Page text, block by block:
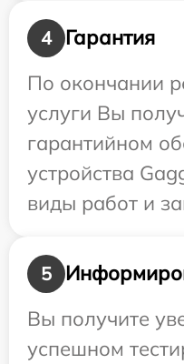
4
Гарантия
По окончании
услуги Вы
гарантийном
устройства
виды работ и
5
Вы получите
успешном